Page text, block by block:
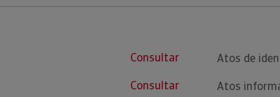
Consultar
Consultar
Atos de
Atos